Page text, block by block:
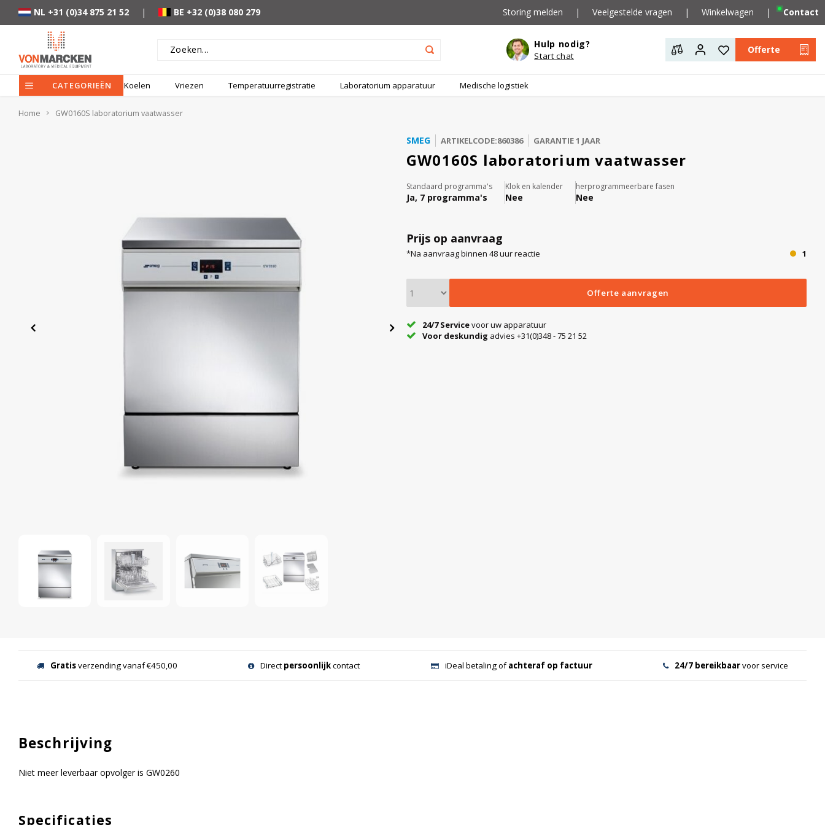
NL +31 (0)34 875 21 52 | BE +32 (0)38 080 279 Storing melden | Veelgestelde vragen | Winkelwagen | Contact
Hulp nodig?
Start chat
Offerte
CATEGORIEËN Koelen Vriezen Temperatuurregistratie Laboratorium apparatuur Medische logistiek
Home GW0160S laboratorium vaatwasser
SMEG ARTIKELCODE:860386 GARANTIE 1 JAAR
GW0160S laboratorium vaatwasser
Standaard programma's
Ja, 7 programma's
Klok en kalender
Nee
herprogrammeerbare fasen
Nee
Prijs op aanvraag
*Na aanvraag binnen 48 uur reactie 1
Offerte aanvragen
24/7 Servicevoor uw apparatuur
Voor deskundig advies +31(0)348 - 75 21 52
Gratisverzending vanaf €450,00 Direct persoonlijkcontact iDeal betaling ofachteraf op factuur 24/7 bereikbaarvoor service
Beschrijving
Niet meer leverbaar opvolger is GW0260
Specificaties